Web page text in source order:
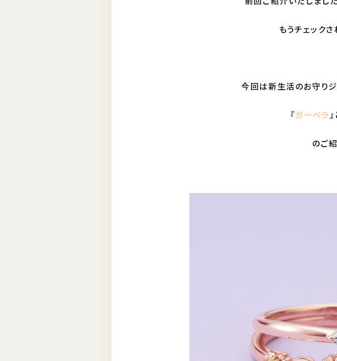
もうチェック
今回は新生活のお守り
『ガーベラ
のご